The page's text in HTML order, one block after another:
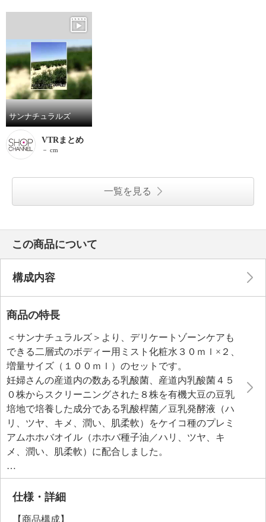
サンナチュラルズ
VTRまとめ
－ cm
一覧を見る
この商品について
構成内容
商品の特長
＜サンナチュラルズ＞より、デリケートゾーンケアも
できる二層式のボディー用ミスト化粧水３０ｍｌ×２、
増量サイズ（１００ｍｌ）のセットです。
妊婦さんの産道内の数ある乳酸菌、産道内乳酸菌４５
０株からスクリーニングされた８株を有機大豆の豆乳
培地で培養した成分である乳酸桿菌／豆乳発酵液（ハ
リ、ツヤ、キメ、潤い、肌柔軟）をケイコ種のプレミ
アムホホバオイル（ホホバ種子油／ハリ、ツヤ、キ
メ、潤い、肌柔軟）に配合しました。
乾燥が気になる部分に潤い、ツヤを与え、肌を整えま
す。
パルマローザ油、ゼラニウム油（ニオイテンジクアオ
仕様・詳細
【商品構成】